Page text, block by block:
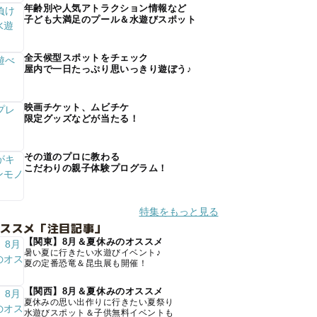
年齢別や人気アトラクション情報など
子ども大満足のプール＆水遊びスポット
全天候型スポットをチェック
屋内で一日たっぷり思いっきり遊ぼう♪
映画チケット、ムビチケ
限定グッズなどが当たる！
その道のプロに教わる
こだわりの親子体験プログラム！
特集をもっと見る
スメ「注目記事」
【関東】8月＆夏休みのオススメ
暑い夏に行きたい水遊びイベント♪
夏の定番恐竜＆昆虫展も開催！
【関西】8月＆夏休みのオススメ
夏休みの思い出作りに行きたい夏祭り
水遊びスポット＆子供無料イベントも